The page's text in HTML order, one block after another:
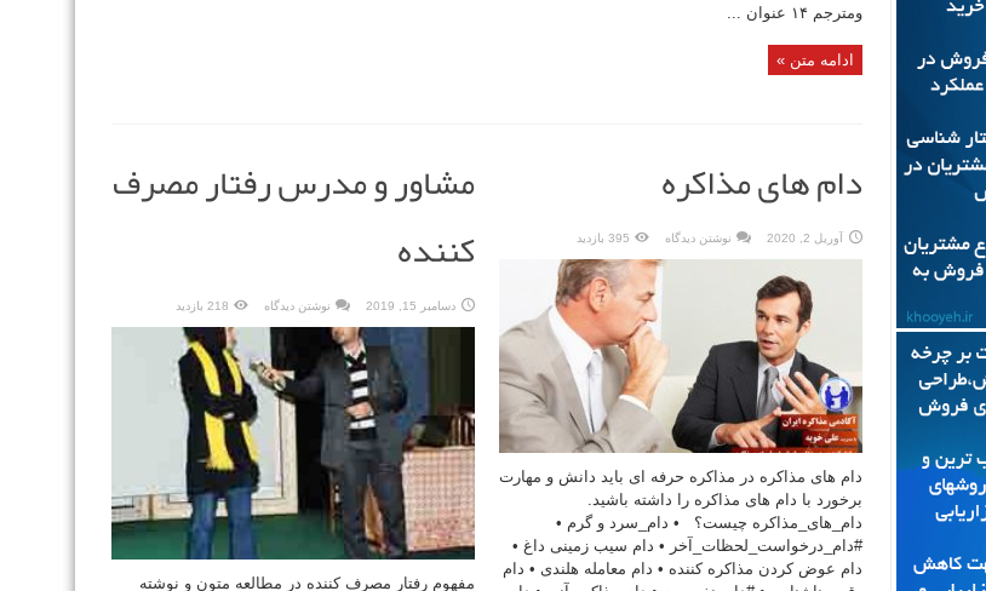
ومترجم ۱۴ عنوان ...
ادامه متن »
دام های مذاکره
آوریل 2, 2020 نوشتن دیدگاه 395 بازدید
دام های مذاکره در مذاکره حرفه ای باید دانش و مهارت
برخورد با دام های مذاکره را داشته باشید.‌
دام_های_مذاکره چیست؟ • دام_سرد و گرم •
#دام_درخواست_لحظات_آخر • دام سیب زمینی داغ •
دام عوض کردن مذاکره کننده • دام معامله هلندی • دام
مشاور و مدرس رفتار مصرف
کننده
دسامبر 15, 2019 نوشتن دیدگاه 218 بازدید
مفهوم رفتار مصرف کننده در مطالعه متون و نوشته